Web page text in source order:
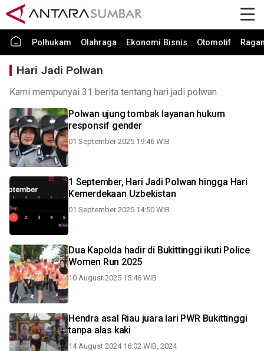
Polhukam Olahraga Ekonomi Bisnis Otomotif
Hari Jadi Polwan
Kami mempunyai 31 berita tentang hari jadi polwan.
Polwan ujung tombak layanan hukum
responsif gender
01 September 2025 19:46 WIB
1 September, Hari Jadi Polwan hingga Hari
Kemerdekaan Uzbekistan
01 September 2025 14:50 WIB
Dua Kapolda hadir di Bukittinggi ikuti Police
Women Run 2025
10 August 2025 15:46 WIB
Hendra asal Riau juara lari PWR Bukittinggi
tanpa alas kaki
14 August 2024 16:02 WIB, 2024